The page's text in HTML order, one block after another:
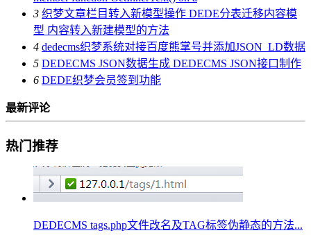
3 织梦文章栏目转入新模型操作 DEDE分表迁移内容模
型 内容转入新建模型的方法
4 dedecms织梦系统对接百度熊掌号并添加JSON_LD数据
5 DEDECMS JSON数据生成 DEDECMS JSON接口制作
6 DEDE织梦会员签到功能
最新评论
热门推荐
DEDECMS tags.php文件改名及TAG标签伪静态的方法...